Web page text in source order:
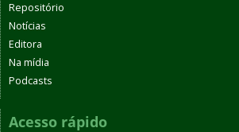
Repositório
Notícias
Editora
Na mídia
Podcasts
Acesso rápido